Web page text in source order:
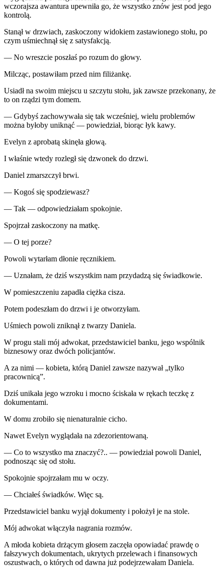
wczorajsza awantura upewniła go, że wszystko znów jest pod jego
kontrolą.
Stanął w drzwiach, zaskoczony widokiem zastawionego stołu, po
czym uśmiechnął się z satysfakcją.
— No wreszcie poszłaś po rozum do głowy.
Milcząc, postawiłam przed nim filiżankę.
Usiadł na swoim miejscu u szczytu stołu, jak zawsze przekonany, że
to on rządzi tym domem.
— Gdybyś zachowywała się tak wcześniej, wielu problemów
można byłoby uniknąć — powiedział, biorąc łyk kawy.
Evelyn z aprobatą skinęła głową.
I właśnie wtedy rozległ się dzwonek do drzwi.
Daniel zmarszczył brwi.
— Kogoś się spodziewasz?
— Tak — odpowiedziałam spokojnie.
Spojrzał zaskoczony na matkę.
— O tej porze?
Powoli wytarłam dłonie ręcznikiem.
— Uznałam, że dziś wszystkim nam przydadzą się świadkowie.
W pomieszczeniu zapadła ciężka cisza.
Potem podeszłam do drzwi i je otworzyłam.
Uśmiech powoli zniknął z twarzy Daniela.
W progu stali mój adwokat, przedstawiciel banku, jego wspólnik
biznesowy oraz dwóch policjantów.
A za nimi — kobieta, którą Daniel zawsze nazywał „tylko
pracownicą”.
Dziś unikała jego wzroku i mocno ściskała w rękach teczkę z
dokumentami.
W domu zrobiło się nienaturalnie cicho.
Nawet Evelyn wyglądała na zdezorientowaną.
— Co to wszystko ma znaczyć?.. — powiedział powoli Daniel,
podnosząc się od stołu.
Spokojnie spojrzałam mu w oczy.
— Chciałeś świadków. Więc są.
Przedstawiciel banku wyjął dokumenty i położył je na stole.
Mój adwokat włączyła nagrania rozmów.
A młoda kobieta drżącym głosem zaczęła opowiadać prawdę o
fałszywych dokumentach, ukrytych przelewach i finansowych
oszustwach, o których od dawna już podejrzewałam Daniela.